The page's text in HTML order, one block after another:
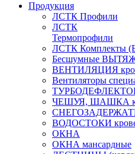
Продукция
ЛСТК Профили
ЛСТК
Термопрофили
ЛСТК Комплекты
Бесшумные
ВЕНТИЛЯЦИЯ
Вентиляторы
ЧЕШУЯ, ШАШКА
ВОДОСТОКИ
ОКНА
ОКНА мансардные